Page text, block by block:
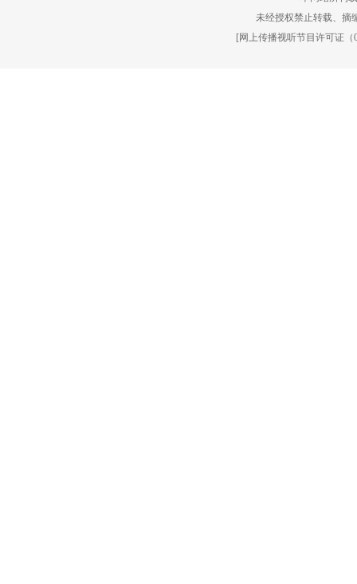
未经授权禁止转载、摘
[网上传播视听节目许可证（